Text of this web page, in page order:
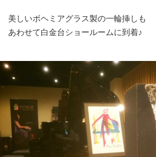
美しいボヘミアグラス製の一輪挿しも
あわせて白金台ショールームに到着♪